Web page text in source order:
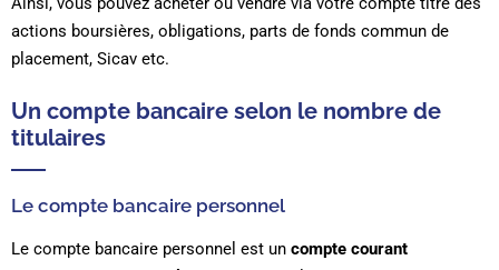
actions boursières, obligations, parts de fonds commun de
placement, Sicav etc.
Un compte bancaire selon le nombre de
titulaires
Le compte bancaire personnel
Le compte bancaire personnel est un compte courant